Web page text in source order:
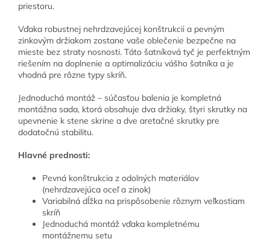
priestoru.
Vďaka robustnej nehrdzavejúcej konštrukcii a pevným
zinkovým držiakom zostane vaše oblečenie bezpečne na
mieste bez straty nosnosti. Táto šatníková tyč je perfektným
riešením na doplnenie a optimalizáciu vášho šatníka a je
vhodná pre rôzne typy skríň.
Jednoduchá montáž – súčasťou balenia je kompletná
montážna sada, ktorá obsahuje dva držiaky, štyri skrutky na
upevnenie k stene skrine a dve aretačné skrutky pre
dodatočnú stabilitu.
Hlavné prednosti:
Pevná konštrukcia z odolných materiálov
(nehrdzavejúca oceľ a zinok)
Variabilná dĺžka na prispôsobenie rôznym veľkostiam
skríň
Jednoduchá montáž vďaka kompletnému
montážnemu setu